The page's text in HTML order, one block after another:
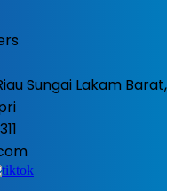
Sungai Lakam Barat,